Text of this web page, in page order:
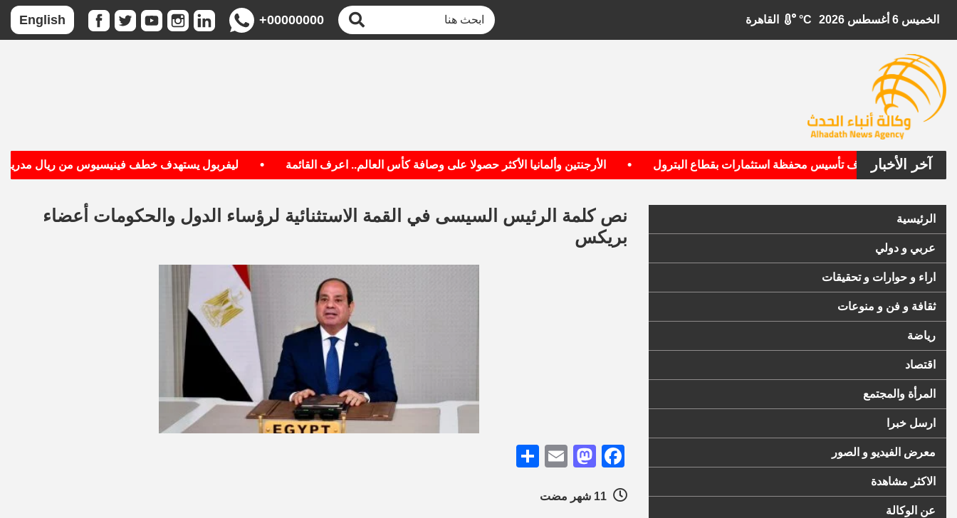
الخميس 6 أغسطس 2026 °C
+00000000
English
آخر الأخبار
الأمريكية تستهدف تأسيس محفظة استثمارات بقطاع البترول • الأرجنتين وألمانيا الأكثر حصولا على وصافة كأس العالم.. اعرف القائمة • ليفربول يستهدف خطف فينيسيوس من ريال مدريد •
الرئيسية
عربي و دولي
اراء و حوارات و تحقيقات
ثقافة و فن و منوعات
رياضة
اقتصاد
المرأة والمجتمع
ارسل خبرا
معرض الفيديو و الصور
الاكثر مشاهدة
عن الوكالة
نص كلمة الرئيس السيسى في القمة الاستثنائية لرؤساء الدول والحكومات أعضاء
بريكس
Facebook
Mastodon
Email